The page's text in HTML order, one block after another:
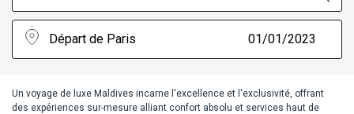
Départ de Paris 01/01/2023
Un voyage de luxe Maldives incarne l'excellence et l'exclusivité, offrant
des expériences sur-mesure alliant confort absolu et services haut de